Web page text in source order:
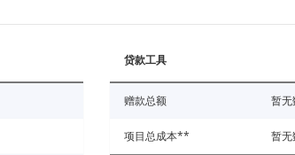
贷款工具
赠款总额 暂无
项目总成本** 暂无